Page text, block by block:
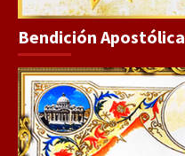
Bendición Apostólica